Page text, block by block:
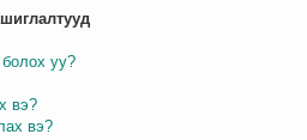
уу?
вэ?
вэ?